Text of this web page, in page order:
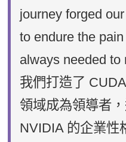
journey forged
to endure the
always needed to
我們打造了
領域成為領導者
NVIDIA 的企業性